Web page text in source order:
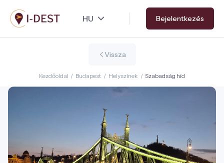
Ugrás
a
tartalomra
Bejelentkezés
Vissza
Kezdőoldal / Budapest / Helyszínek / Szabadság híd